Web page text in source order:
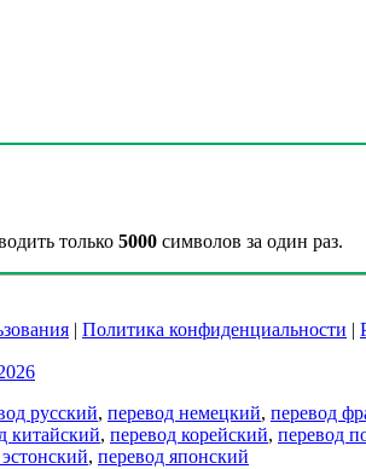
только 5000 символов за один раз.
| Политика конфиденциальности |
русский, перевод немецкий, перевод
китайский, перевод корейский, перевод
, перевод японский